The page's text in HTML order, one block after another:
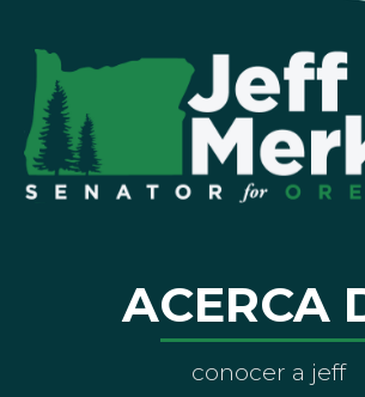
ACERCA
conocer a jeff